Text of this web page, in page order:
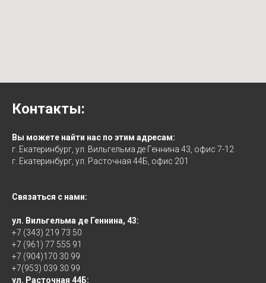
Контакты:
Вы можете найти нас по этим адресам:
г. Екатеринбург, ул. Вильгельма де Геннина 43, офис 7-12
г. Екатеринбург, ул. Расточная 44Б, офис 201
Связаться с нами:
ул. Вильгельма де Геннина, 43:
+7 (343) 219 73 50
+7 (961) 77 555 91
+7 (904)170 30 99
+7(953) 039 30 99
ул. Расточная 44Б: